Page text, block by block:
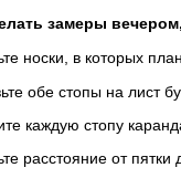
замеры
носки, в которых
обе стопы на лист
каждую стопу
расстояние от пятки